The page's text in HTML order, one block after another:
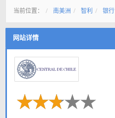
当前位置： 南美洲 智利 银行
网站详情